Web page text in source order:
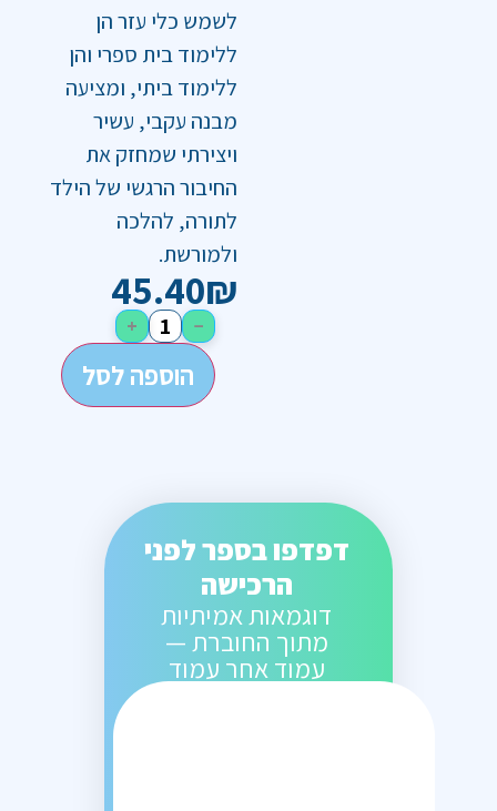
לשמש כלי עזר הן
ללימוד בית ספרי והן
ללימוד ביתי, ומציעה
מבנה עקבי, עשיר
ויצירתי שמחזק את
החיבור הרגשי של הילד
לתורה, להלכה
ולמורשת.
45.40₪
−
+
הוספה לסל
דפדפו בספר לפני
הרכישה
דוגמאות אמיתיות
מתוך החוברת —
עמוד אחר עמוד